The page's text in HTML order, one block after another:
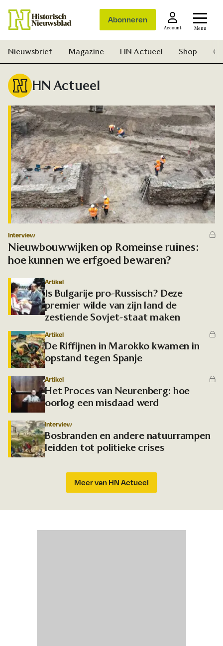
Abonneren
Account Menu
Zoek
Nieuwsbrief Magazine HN Actueel Shop
HN Actueel
Interview
Nieuwbouwwijken op Romeinse ruïnes:
hoe kunnen we erfgoed bewaren?
Artikel
Is Bulgarije pro-Russisch? Deze
premier wilde van zijn land de
zestiende Sovjet-staat maken
Artikel
De Riffijnen in Marokko kwamen in
opstand tegen Spanje
Artikel
Het Proces van Neurenberg: hoe
oorlog een misdaad werd
Interview
Bosbranden en andere natuurrampen
leidden tot politieke crises
Meer van HN Actueel